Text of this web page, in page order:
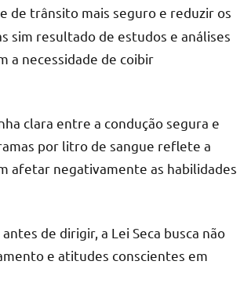
de trânsito mais seguro e reduzir os
sim resultado de estudos e análises
a necessidade de coibir
clara entre a condução segura e
por litro de sangue reflete a
afetar negativamente as habilidades
de dirigir, a Lei Seca busca não
e atitudes conscientes em